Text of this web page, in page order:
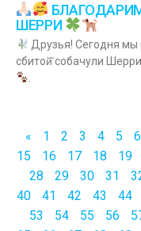
ШЕРРИ
Друзья! Сегодня мы
сбитой̆ собачули Шерри
« 1 2 3 4 5 6
15
16 17 18 19
28
29 30 31
40
41 42 43 44
53
54 55 56